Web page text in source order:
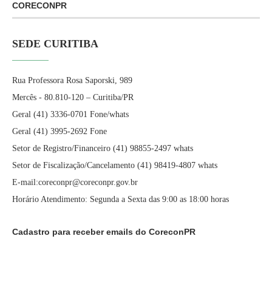
CORECONPR
SEDE CURITIBA
Rua Professora Rosa Saporski, 989
Mercês - 80.810-120 – Curitiba/PR
Geral (41) 3336-0701 Fone/whats
Geral (41) 3995-2692 Fone
Setor de Registro/Financeiro (41) 98855-2497 whats
Setor de Fiscalização/Cancelamento (41) 98419-4807 whats
E-mail:coreconpr@coreconpr.gov.br
Horário Atendimento: Segunda a Sexta das 9:00 as 18:00 horas
Cadastro para receber emails do CoreconPR